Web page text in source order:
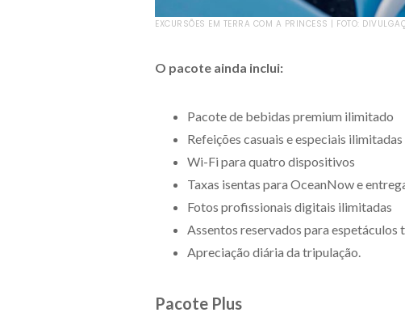
EXCURSÕES EM TERRA COM A PRINCESS | FOTO:
O pacote ainda inclui:
Pacote de bebidas premium ilimitado
Refeições casuais e especiais ilimitadas
Wi-Fi para quatro dispositivos
Taxas isentas para OceanNow e
Fotos profissionais digitais ilimitadas
Assentos reservados para espetáculos
Apreciação diária da tripulação.
Pacote Plus